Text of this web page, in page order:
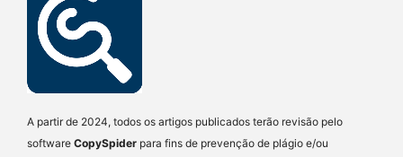
A partir de 2024, todos os artigos publicados terão revisão pelo
software CopySpider para fins de prevenção de plágio e/ou